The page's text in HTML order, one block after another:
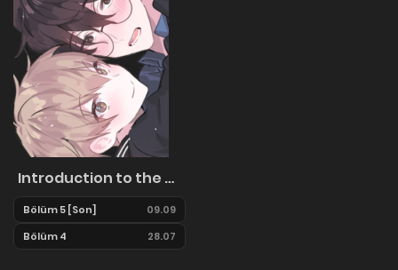
Introduction to the Theory of Love
Bölüm 5 [Son]
09.09
Bölüm 4
28.07